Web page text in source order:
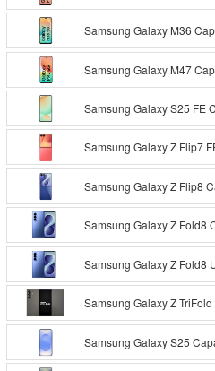
Samsung Galaxy M36
Samsung Galaxy M47
Samsung Galaxy S25 FE
Samsung Galaxy Z Flip7
Samsung Galaxy Z Flip8
Samsung Galaxy Z Fold8
Samsung Galaxy Z Fold8
Samsung Galaxy Z
Samsung Galaxy S25